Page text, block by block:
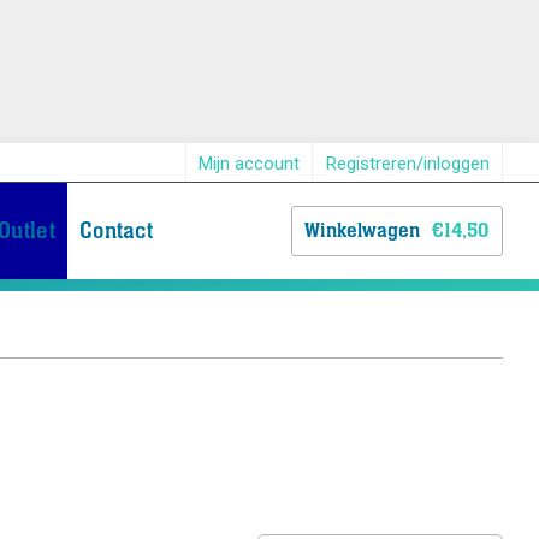
Mijn account Registreren/inloggen
Contact Winkelwagen €14,50